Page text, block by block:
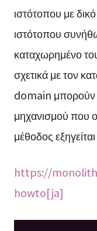
ιστότοπου με
ιστότοπου
καταχωρημένο
σχετικά με τον
domain μπορούν
μηχανισμού που
μέθοδος
https://
howto[ja]